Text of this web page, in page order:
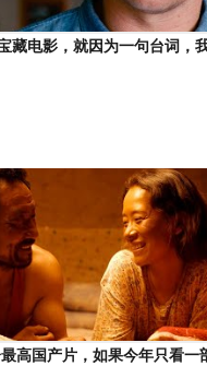
藏电影，就因为一句台词，
高国产片，如果今年只看一